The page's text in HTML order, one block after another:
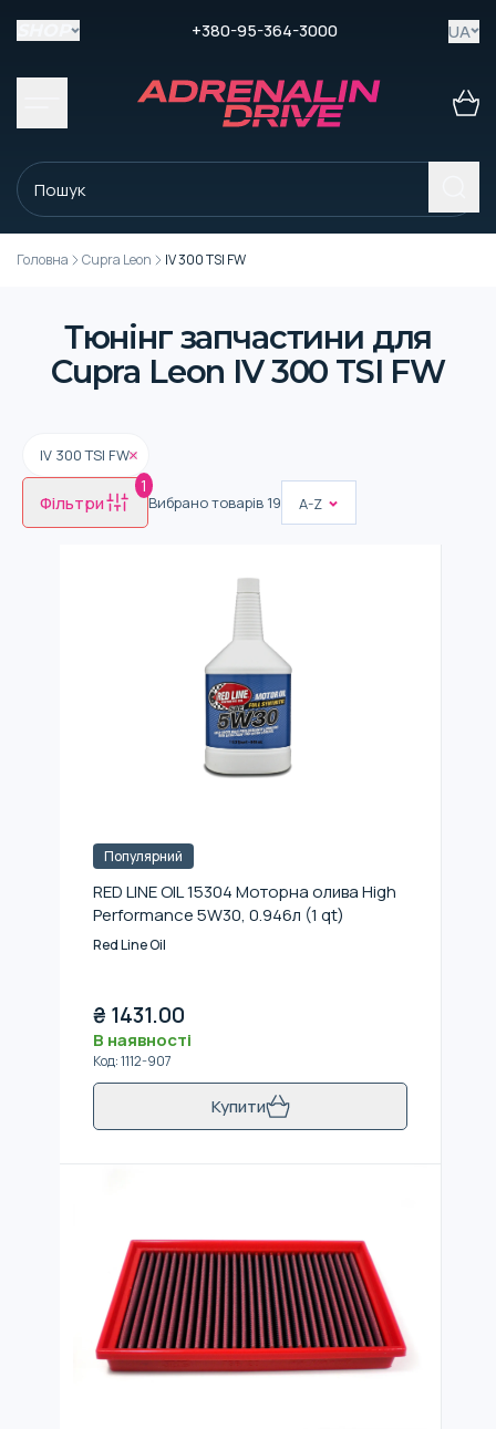
+380-95-364-3000 UA
Головна Cupra Leon IV 300 TSI FW
Тюнінг запчастини для
Cupra Leon IV 300 TSI FW
IV 300 TSI FW
Фільтри
1
Вибрано товарів 19 A-Z
Популярний
RED LINE OIL 15304 Моторна олива High
Performance 5W30, 0.946л (1 qt)
Red Line Oil
₴ 1431.00
В наявності
Код:1112-907
Купити